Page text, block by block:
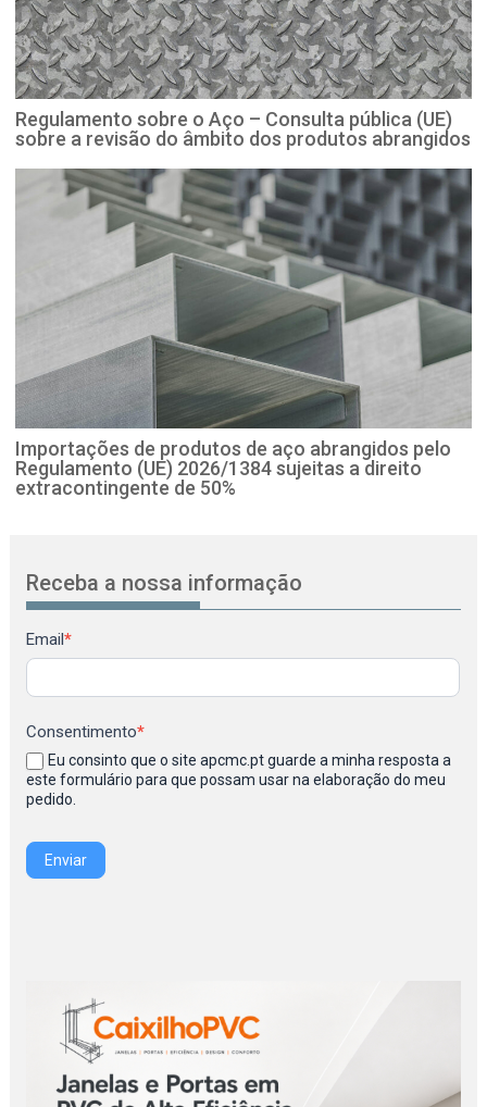
Regulamento sobre o Aço – Consulta pública (UE)
sobre a revisão do âmbito dos produtos abrangidos
Importações de produtos de aço abrangidos pelo
Regulamento (UE) 2026/1384 sujeitas a direito
extracontingente de 50%
Receba a nossa informação
Newsletter
Email*
Consentimento*
Eu consinto que o site apcmc.pt guarde a minha resposta a
este formulário para que possam usar na elaboração do meu
pedido.
Enviar